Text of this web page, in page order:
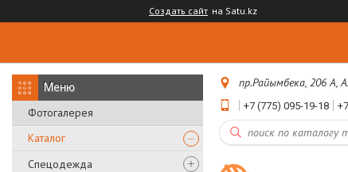
Создать сайт на Satu.kz
Фотогалерея
Каталог
Спецодежда
пр.Райымбека, 206 А,
+7 (775) 095-19-18